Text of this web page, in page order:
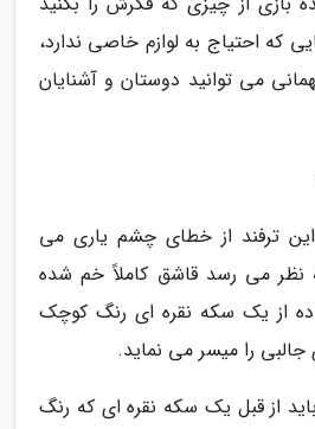
که احتیاج به لوازم خاصی ندارد،
می توانید دوستان و آشنایان
این ترفند از خطای چشم یاری می
نظر می رسد قاشق کاملاً خم شده
از یک سکه نقره ای رنگ کوچک
را میسر می نماید.
از قبل یک سکه نقره ای که رنگ